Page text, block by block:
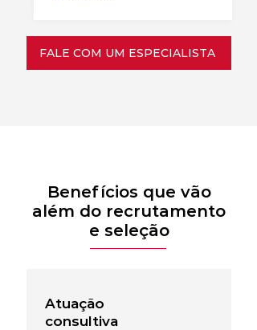
FALE COM UM ESPECIALISTA
Benefícios que vão
além do recrutamento
e seleção
Atuação
consultiva